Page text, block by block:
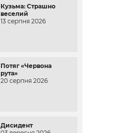
Кузьма: Страшно
веселий
13 серпня 2026
Потяг «Червона
рута»
20 серпня 2026
Дисидент